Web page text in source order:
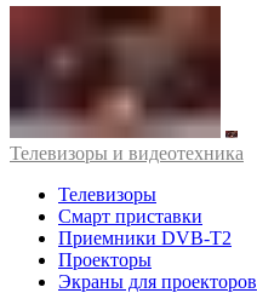
Телевизоры и видеотехника
Телевизоры
Смарт приставки
Приемники DVB-T2
Проекторы
Экраны для проекторов